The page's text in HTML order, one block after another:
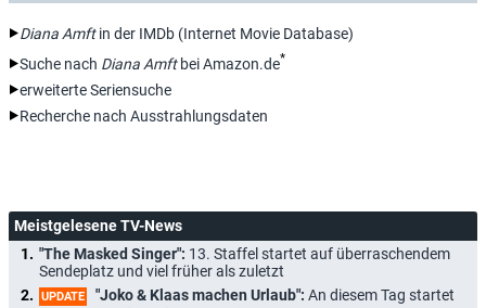
Diana Amftin der IMDb (Internet Movie Database)
Suche nach Diana Amftbei Amazon.de*
erweiterte Seriensuche
Recherche nach Ausstrahlungsdaten
Meistgelesene TV-News
"The Masked Singer": 13. Staffel startet auf überraschendem
Sendeplatz und viel früher als zuletzt
UPDATE "Joko & Klaas machen Urlaub": An diesem Tag startet